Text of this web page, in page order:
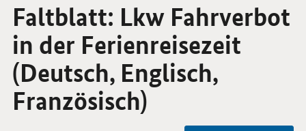
Faltblatt: Lkw Fahrverbot
in der Ferienreisezeit
(Deutsch, Englisch,
Französisch)